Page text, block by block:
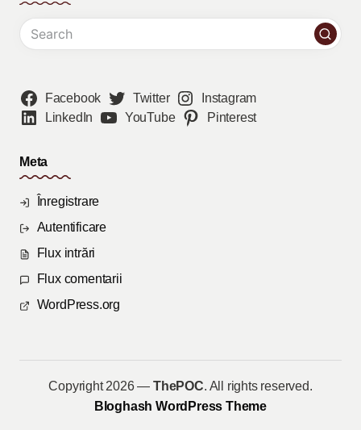
Facebook Twitter
Instagram
LinkedIn
YouTube Pinterest
Meta
Înregistrare
Autentificare
Flux intrări
Flux comentarii
WordPress.org
Copyright 2026 —ThePOC. All rights reserved.
Bloghash WordPress Theme